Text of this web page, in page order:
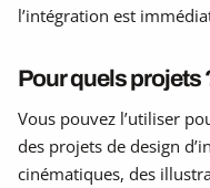
l’intégration est
Pour quels projets
Vous pouvez l’utiliser
des projets de design
cinématiques, des